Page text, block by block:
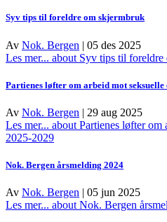
Syv tips til foreldre om skjermbruk
Av Nok. Bergen | 05 des 2025
Les mer... about Syv tips til foreldre
Partienes løfter om arbeid mot
Av Nok. Bergen | 29 aug 2025
Les mer... about Partienes løfter om
2025-2029
Nok. Bergen årsmelding 2024
Av Nok. Bergen | 05 jun 2025
Les mer... about Nok. Bergen